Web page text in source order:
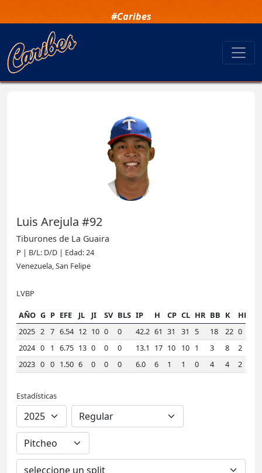
#Caribes
Luis Arejula #92
Tiburones de La Guaira
P | B/L: D/D | Edad: 24
Venezuela, San Felipe
LVBP
AÑO G P EFE JL JI SV BLS IP H CP CL HR BB K HLD
2025 2 7 6.54 12 10 0 0 42.2 61 31 31 5 18 22 0
2024 0 1 6.75 13 0 0 0 13.1 17 10 10 1 3 8 2
2023 0 0 1.50 6 0 0 0 6.0 6 1 1 0 4 4 2
Estadísticas